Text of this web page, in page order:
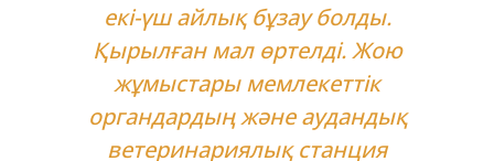
екі-үш айлық бұзау болды.
Қырылған мал өртелді. Жою
жұмыстары мемлекеттік
органдардың және аудандық
ветеринариялық станция